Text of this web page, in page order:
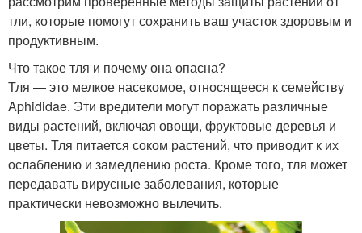
тли, которые помогут сохранить ваш участок здоровым и
продуктивным.
Что такое тля и почему она опасна?
Тля — это мелкое насекомое, относящееся к семейству
Aphididae. Эти вредители могут поражать различные
виды растений, включая овощи, фруктовые деревья и
цветы. Тля питается соком растений, что приводит к их
ослаблению и замедлению роста. Кроме того, тля может
передавать вирусные заболевания, которые
практически невозможно вылечить.